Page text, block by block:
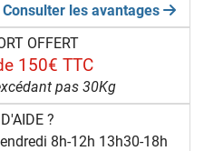
Consulter les avantages
OFFERT
150€ TTC
pas 30Kg
?
8h-12h 13h30-18h